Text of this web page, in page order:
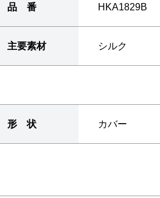
品 番 HKA1829B
主要素材 シルク
形 状 カバー